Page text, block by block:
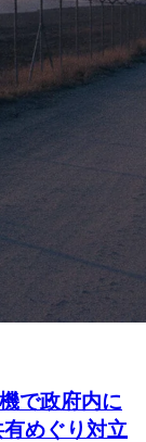
で政府内に
めぐり対立